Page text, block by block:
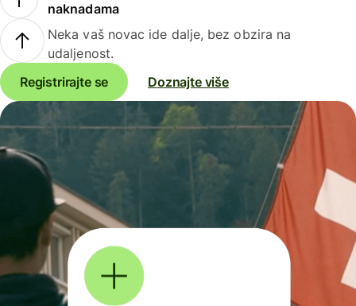
naknadama
Neka vaš novac ide dalje, bez obzira na
udaljenost.
Registrirajte se
Doznajte više